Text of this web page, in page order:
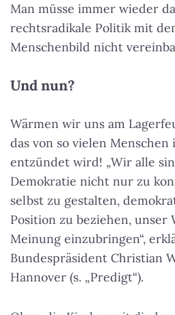
Man müsse immer wieder
rechtsradikale Politik mit
Menschenbild nicht
Und nun?
Wärmen wir uns am
das von so vielen Menschen
entzündet wird! „Wir alle
Demokratie nicht nur zu
selbst zu gestalten,
Position zu beziehen, unser
Meinung einzubringen“,
Bundespräsident Christian
Hannover (s. „Predigt“).